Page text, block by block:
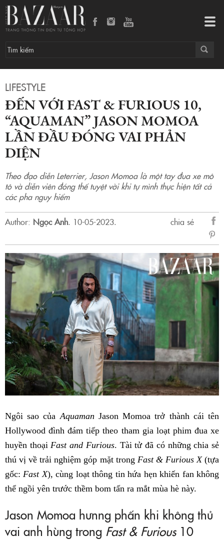
LIFESTYLE
ĐẾN VỚI FAST & FURIOUS 10,
“AQUAMAN” JASON MOMOA
LẦN ĐẦU ĐÓNG VAI PHẢN
DIỆN
Theo đạo diễn Leterrier, Jason Momoa là một tay đua xe mô
tô và diễn viên đóng thế tuyệt vời khi tự mình thực hiện tất cả
các pha nguy hiểm
Author: Ngọc Anh. 10-05-2023.
chia sẻ
sẻ
Ngôi sao của Aquaman Jason Momoa trở thành cái tên
Hollywood đình đám tiếp theo tham gia loạt phim đua xe
huyền thoạiFast and Furious. Tài tử đã có những chia sẻ
thú vị về trải nghiệm góp mặt trong Fast & Furious X(tựa
gốc:Fast X), cùng loạt thông tin hứa hẹn khiến fan không
thể ngồi yên trước thềm bom tấn ra mắt mùa hè này.
Jason Momoa hưnng phấn khi không thủ
vai anh hùng trong Fast & Furious10